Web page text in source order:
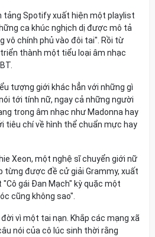
tảng Spotify xuất hiện một playlist
ca khúc nghịch dị được mô tả
vô chính phủ vào đôi tai". Rồi từ
thành một tiểu loại âm nhạc
tượng giới khác hẳn với những gì
tới tính nữ, ngay cả những người
trong âm nhạc như Madonna hay
tiêu chí về hình thể chuẩn mực hay
Xeon, một nghệ sĩ chuyển giới nữ
từng được đề cử giải Grammy, xuất
gái Đan Mạch" kỳ quặc một
cũng không sao".
vì một tai nạn. Khắp các mạng xã
nói của cô lúc sinh thời rằng